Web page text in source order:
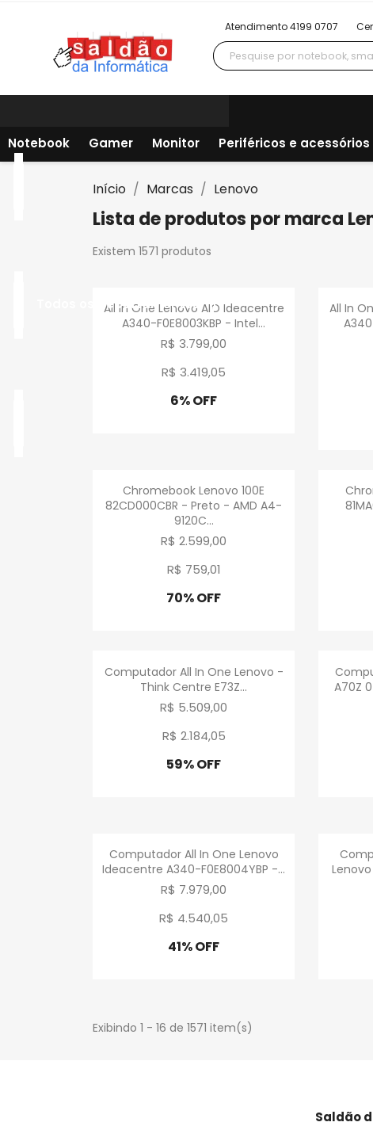
Atendimento 4199 0707
Todos os departamentos
Notebook Gamer Monitor Periféricos e acessórios
Início Marcas Lenovo
Lista de produtos por marca
Existem 1571 produtos
Visualização rápida
All In One Lenovo AIO Ideacentre
A340-F0E8003KBP - Intel...
R$ 3.799,00
R$ 3.419,05
6% OFF

All In
Visualização rápida
Chromebook Lenovo 100E
82CD000CBR - Preto - AMD A4-
9120C...
R$ 2.599,00
R$ 759,01
70% OFF

Visualização rápida
Computador All In One Lenovo -
Think Centre E73Z...
R$ 5.509,00
R$ 2.184,05
59% OFF

A70Z
Visualização rápida
Computador All In One Lenovo
Ideacentre A340-F0E8004YBP -...
R$ 7.979,00
R$ 4.540,05
41% OFF

Exibindo 1 - 16 de 1571 item(s)
Saldão